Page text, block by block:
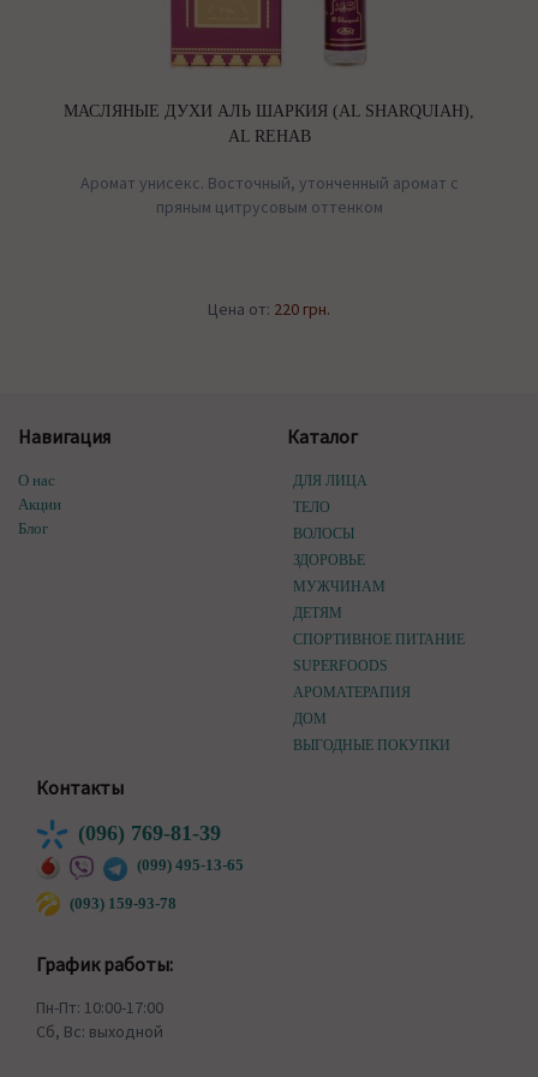
МАСЛЯНЫЕ ДУХИ АЛЬ ШАРКИЯ (AL SHARQUIAH),
AL REHAB
Аромат унисекс. Восточный, утонченный аромат c
пряным цитрусовым оттенком
Цена от: 220 грн.
Навигация
О нас
Акции
Блог
Каталог
ДЛЯ ЛИЦА
ТЕЛО
ВОЛОСЫ
ЗДОРОВЬЕ
МУЖЧИНАМ
ДЕТЯМ
СПОРТИВНОЕ ПИТАНИЕ
SUPERFOODS
АРОМАТЕРАПИЯ
ДОМ
ВЫГОДНЫЕ ПОКУПКИ
Контакты
(096) 769-81-39
(099) 495-13-65
(093) 159-93-78
График работы:
Пн-Пт: 10:00-17:00
Сб, Вс: выходной